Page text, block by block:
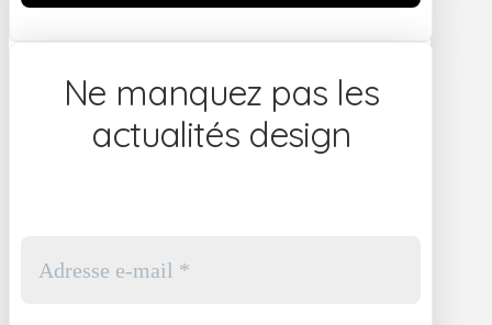
Ne manquez pas les
actualités design